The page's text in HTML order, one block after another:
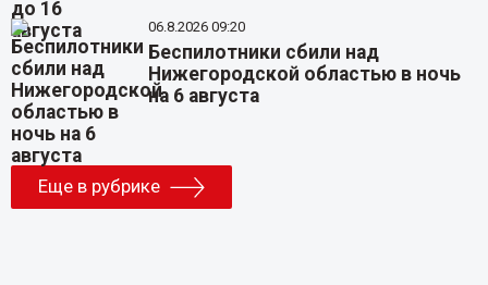
06.8.2026 09:20
Беспилотники сбили над
Нижегородской областью в ночь
на 6 августа
Еще в рубрике